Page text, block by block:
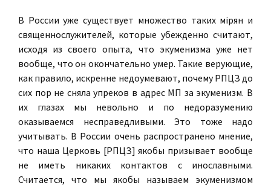
В Poccии уже существует множество таких мiрян и
священнослужителей, которые убежденно считают,
исходя из своего опыта, что экуменизма уже нет
вообще, что он окончательно умер. Taкиe верующие,
как правило, искренне недоумевают, почему РПЦЗ до
сих пор не сняла упреков в адрес МП за экуменизм. В
их глазах мы невольно и по недоразумению
оказываемся несправедливыми. Это тоже надо
учитывать. В Poccии очень распространено мнение,
что наша Церковь [РПЦЗ] якобы призывает вообще
не иметь никаких контактов с инославными.
Считается, что мы якобы называем экуменизмом